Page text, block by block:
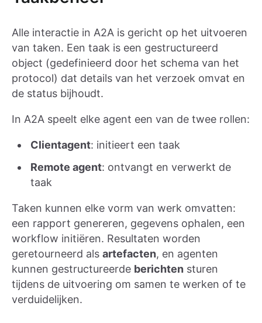
Alle interactie in A2A is gericht op het uitvoeren
van taken. Een taak is een gestructureerd
object (gedefinieerd door het schema van het
protocol) dat details van het verzoek omvat en
de status bijhoudt.
In A2A speelt elke agent een van de twee rollen:
Clientagent: initieert een taak
Remote agent: ontvangt en verwerkt de
taak
Taken kunnen elke vorm van werk omvatten:
een rapport genereren, gegevens ophalen, een
workflow initiëren. Resultaten worden
geretourneerd als artefacten, en agenten
kunnen gestructureerde berichten sturen
tijdens de uitvoering om samen te werken of te
verduidelijken.